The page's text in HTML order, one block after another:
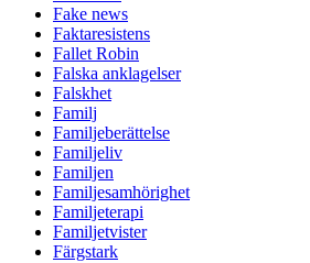
Fake news
Faktaresistens
Fallet Robin
Falska anklagelser
Falskhet
Familj
Familjeberättelse
Familjeliv
Familjen
Familjesamhörighet
Familjeterapi
Familjetvister
Färgstark